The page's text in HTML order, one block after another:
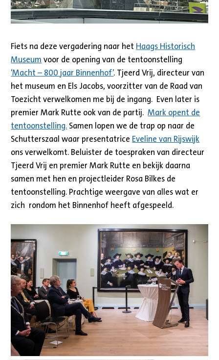
Fiets na deze vergadering naar het Haags Historisch
Museum voor de opening van de tentoonstelling
‘Macht – 800 jaar Binnenhof’. Tjeerd Vrij, directeur van
het museum en Els Jacobs, voorzitter van de Raad van
Toezicht verwelkomen me bij de ingang. Even later is
premier Mark Rutte ook van de partij.Mark opent de
tentoonstelling. Samen lopen we de trap op naar de
Schutterszaal waar presentatrice Eveline van Rijswijk
ons verwelkomt. Beluister de toespraken van directeur
Tjeerd Vrij en premier Mark Rutte en bekijk daarna
samen met hen en projectleider Rosa Bilkes de
tentoonstelling. Prachtige weergave van alles wat er
zich rondom het Binnenhof heeft afgespeeld.